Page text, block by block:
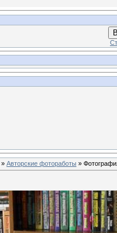
» Авторские фотоработы »